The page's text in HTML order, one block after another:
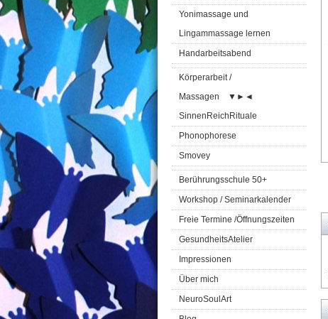
Yonimassage und
Lingammassage lernen
Handarbeitsabend
Körperarbeit /
Massagen
▼ ► ◄
SinnenReichRituale
Phonophorese
Smovey
Berührungsschule 50+
Workshop / Seminarkalender
Freie Termine /Öffnungszeiten
GesundheitsAtelier
Impressionen
Über mich
NeuroSoulArt